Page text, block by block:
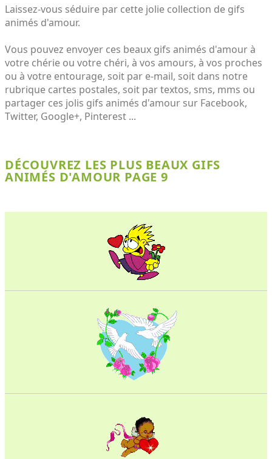
Laissez-vous séduire par cette jolie collection de gifs
animés d'amour.
Vous pouvez envoyer ces beaux gifs animés d'amour à
votre chérie ou votre chéri, à vos amours, à vos proches
ou à votre entourage, soit par e-mail, soit dans notre
rubrique cartes postales, soit par textos, sms, mms ou
partager ces jolis gifs animés d'amour sur Facebook,
Twitter, Google+, Pinterest ...
DÉCOUVREZ LES PLUS BEAUX GIFS
ANIMÉS D'AMOUR PAGE 9